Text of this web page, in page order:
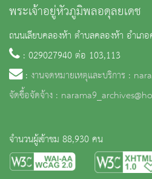
พระเจ้าอยู่หัวภูมิพลอดุลยเดช
ถนนเลียบคลองห้า ตำบลคลองห้า อำเภ
: 029027940 ต่อ 103,113
: งานจดหมายเหตุและบริการ :
จัดซื้อจัดจ้าง :
จำนวนผู้เข้าชม 88,930 คน